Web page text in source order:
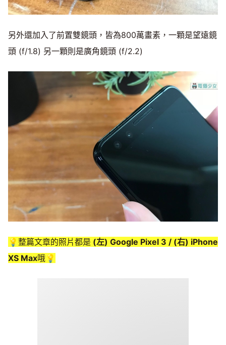
另外還加入了前置雙鏡頭，皆為800萬畫素，一顆是望遠鏡
頭 (f/1.8) 另一顆則是廣角鏡頭 (f/2.2)
💡整篇文章的照片都是 (左) Google Pixel 3 / (右) iPhone
XS Max哦💡